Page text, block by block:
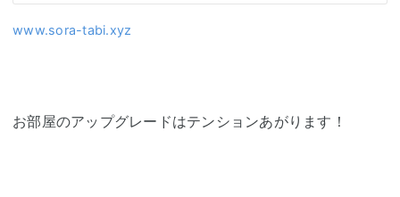
www.sora-tabi.xyz
お部屋のアップグレードはテンションあがります！